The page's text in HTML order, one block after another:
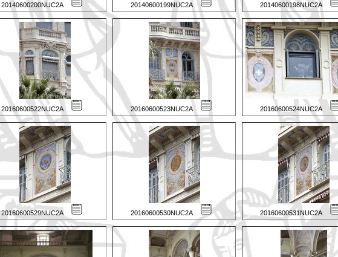
20140600200NUC2A 20140600199NUC2A 20140600198NUC2A
20160600522NUC2A 20160600523NUC2A 20160600524NUC2A
20160600529NUC2A 20160600530NUC2A 20160600531NUC2A